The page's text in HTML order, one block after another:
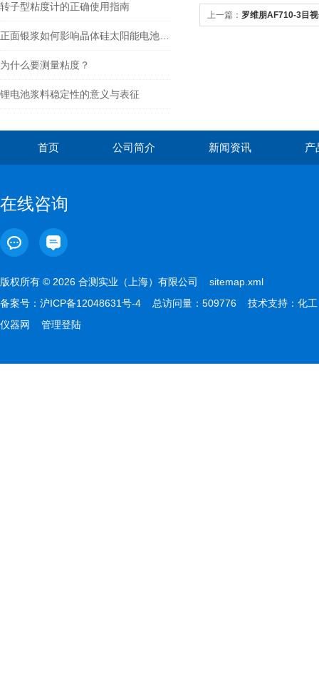
转子型粘度计的正确使用指南
为什么要测量粘度？
锂电池浆料稳定性的意义与表征
上一篇： 罗维朋AF710-3目
首页 公司简介 新闻资讯 产
在线咨询
版权所有 © 2026 合测实业（上海）有限公司 sitemap.xml
备案号： 沪ICP备12048631号-4 总访问量：509776 技术支持： 化工
仪器网
管理登陆